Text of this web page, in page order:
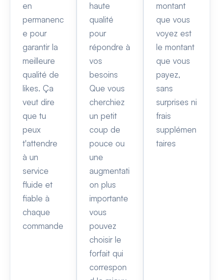
en
permanenc
e pour
garantir la
meilleure
qualité de
likes. Ça
veut dire
que tu
peux
t'attendre
à un
service
fluide et
fiable à
chaque
commande
haute
qualité
pour
répondre à
vos
besoins
Que vous
cherchiez
un petit
coup de
pouce ou
une
augmentati
on plus
importante
vous
pouvez
choisir le
forfait qui
correspon
montant
que vous
voyez est
le montant
que vous
payez,
sans
surprises ni
frais
supplémen
taires